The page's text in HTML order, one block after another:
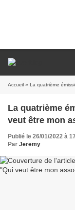
Accueil » La quatrième émission
La quatrième
veut être mon
Publié le 26/01/2022 à
Par Jeremy